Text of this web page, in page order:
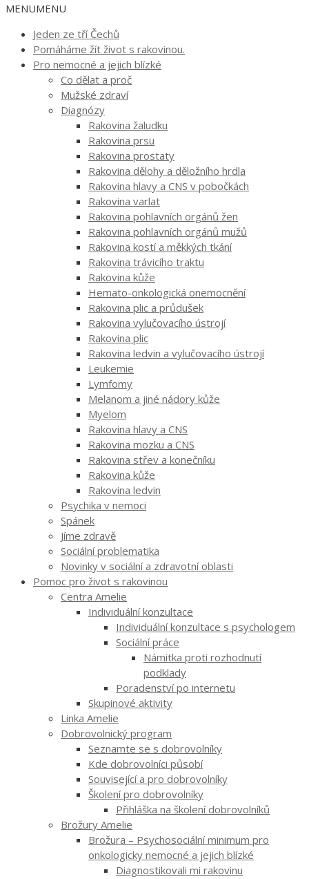
MENUMENU
Jeden ze tří Čechů
Pomáháme žít život s rakovinou.
Pro nemocné a jejich blízké
Co dělat a proč
Mužské zdraví
Diagnózy
Rakovina žaludku
Rakovina prsu
Rakovina prostaty
Rakovina dělohy a děložního hrdla
Rakovina hlavy a CNS v pobočkách
Rakovina varlat
Rakovina pohlavních orgánů žen
Rakovina pohlavních orgánů mužů
Rakovina kostí a měkkých tkání
Rakovina trávicího traktu
Rakovina kůže
Hemato-onkologická onemocnění
Rakovina plic a průdušek
Rakovina vylučovacího ústrojí
Rakovina plic
Rakovina ledvin a vylučovacího ústrojí
Leukemie
Lymfomy
Melanom a jiné nádory kůže
Myelom
Rakovina hlavy a CNS
Rakovina mozku a CNS
Rakovina střev a konečníku
Rakovina kůže
Rakovina ledvin
Psychika v nemoci
Spánek
Jíme zdravě
Sociální problematika
Novinky v sociální a zdravotní oblasti
Pomoc pro život s rakovinou
Centra Amelie
Individuální konzultace
Individuální konzultace s psychologem
Sociální práce
Námitka proti rozhodnutí
podklady
Poradenství po internetu
Skupinové aktivity
Linka Amelie
Dobrovolnický program
Seznamte se s dobrovolníky
Kde dobrovolníci působí
Související a pro dobrovolníky
Školení pro dobrovolníky
Přihláška na školení dobrovolníků
Brožury Amelie
Brožura – Psychosociální minimum pro
onkologicky nemocné a jejich blízké
Diagnostikovali mi rakovinu